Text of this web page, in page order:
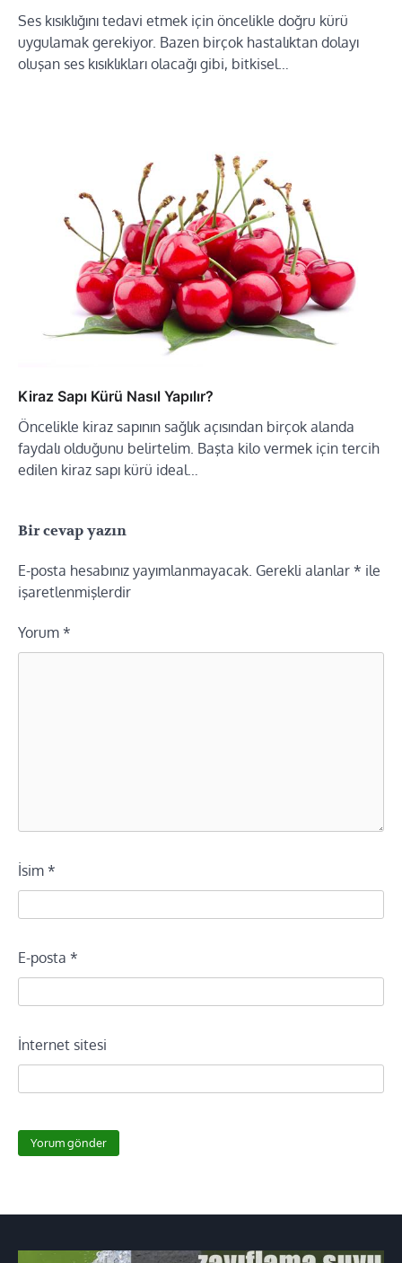
Ses kısıklığını tedavi etmek için öncelikle doğru kürü
uygulamak gerekiyor. Bazen birçok hastalıktan dolayı
oluşan ses kısıklıkları olacağı gibi, bitkisel…
Kiraz Sapı Kürü Nasıl Yapılır?
Öncelikle kiraz sapının sağlık açısından birçok alanda
faydalı olduğunu belirtelim. Başta kilo vermek için tercih
edilen kiraz sapı kürü ideal…
Bir cevap yazın
E-posta hesabınız yayımlanmayacak. Gerekli alanlar * ile
işaretlenmişlerdir
Yorum *
İsim *
E-posta *
İnternet sitesi